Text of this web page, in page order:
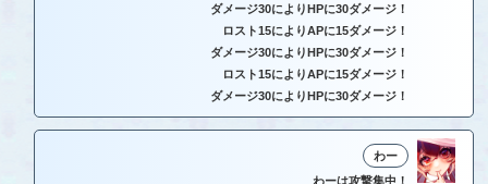
ダメージ30によりHPに30ダメージ！
ロスト15によりAPに15ダメージ！
ダメージ30によりHPに30ダメージ！
ロスト15によりAPに15ダメージ！
ダメージ30によりHPに30ダメージ！
わー
わーは攻撃集中！